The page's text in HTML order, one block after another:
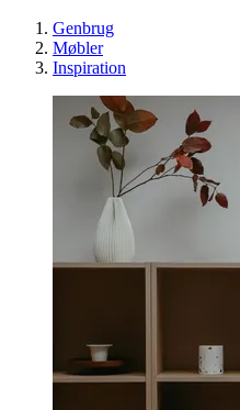
Genbrug
Møbler
Inspiration